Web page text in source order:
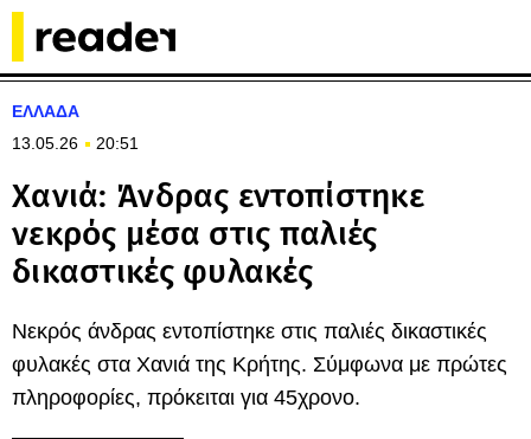
ΕΛΛΑΔΑ
13.05.26
20:51
Χανιά: Άνδρας εντοπίστηκε
νεκρός μέσα στις παλιές
δικαστικές φυλακές
Νεκρός άνδρας εντοπίστηκε στις παλιές δικαστικές
φυλακές στα Χανιά της Κρήτης. Σύμφωνα με πρώτες
πληροφορίες, πρόκειται για 45χρονο.